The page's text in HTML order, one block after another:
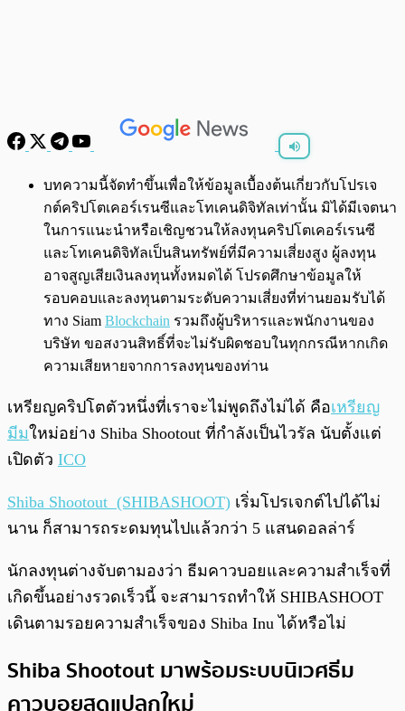
พร้อมเล่น 0:00/0:00
บทความนี้จัดทำขึ้นเพื่อให้ข้อมูลเบื้องต้นเกี่ยวกับโปรเจ
กต์คริปโตเคอร์เรนซีและโทเคนดิจิทัลเท่านั้น มิได้มีเจตนา
ในการแนะนำหรือเชิญชวนให้ลงทุนคริปโตเคอร์เรนซี
และโทเคนดิจิทัลเป็นสินทรัพย์ที่มีความเสี่ยงสูง ผู้ลงทุน
อาจสูญเสียเงินลงทุนทั้งหมดได้ โปรดศึกษาข้อมูลให้
รอบคอบและลงทุนตามระดับความเสี่ยงที่ท่านยอมรับได้
ทาง Siam Blockchain รวมถึงผู้บริหารและพนักงานของ
บริษัท ขอสงวนสิทธิ์ที่จะไม่รับผิดชอบในทุกกรณีหากเกิด
ความเสียหายจากการลงทุนของท่าน
เหรียญคริปโตตัวหนึ่งที่เราจะไม่พูดถึงไม่ได้ คือเหรียญ
มีมใหม่อย่าง Shiba Shootout ที่กำลังเป็นไวรัล นับตั้งแต่
เปิดตัว ICO
Shiba Shootout (SHIBASHOOT) เริ่มโปรเจกต์ไปได้ไม่
นาน ก็สามารถระดมทุนไปแล้วกว่า 5 แสนดอลล่าร์
นักลงทุนต่างจับตามองว่า ธีมคาวบอยและความสำเร็จที่
เกิดขึ้นอย่างรวดเร็วนี้ จะสามารถทำให้ SHIBASHOOT
เดินตามรอยความสำเร็จของ Shiba Inu ได้หรือไม่
Shiba Shootout มาพร้อมระบบนิเวศธีม